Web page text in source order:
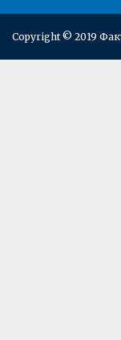
Copyright © 2019